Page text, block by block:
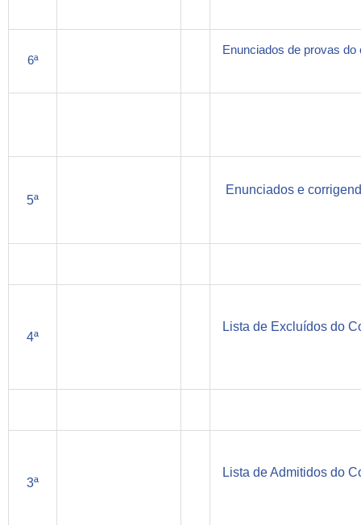
6ª
Enunciados de provas do
5ª
Enunciados e
4ª
Lista de Excluídos do
3ª
Lista de Admitidos do